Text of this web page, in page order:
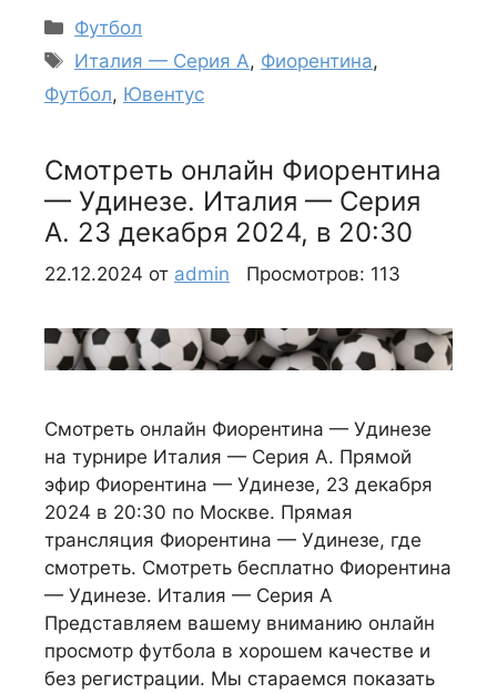
Рубрики
Футбол
Метки
Италия — Серия А, Фиорентина,
Футбол, Ювентус
Смотреть онлайн Фиорентина
— Удинезе. Италия — Серия
А. 23 декабря 2024, в 20:30
22.12.2024 от admin Просмотров: 113
Смотреть онлайн Фиорентина — Удинезе
на турнире Италия — Серия А. Прямой
эфир Фиорентина — Удинезе, 23 декабря
2024 в 20:30 по Москве. Прямая
трансляция Фиорентина — Удинезе, где
смотреть. Смотреть бесплатно Фиорентина
— Удинезе. Италия — Серия А
Представляем вашему вниманию онлайн
просмотр футбола в хорошем качестве и
без регистрации. Мы стараемся показать